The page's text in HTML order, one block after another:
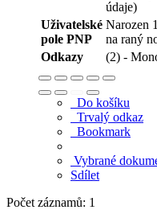
údaje)
Uživatelské
pole PNP
Narozen
na raný
Odkazy
(2) -
Do košíku
Trvalý odkaz
Bookmark
Vybrané
Sdílet
Počet záznamů: 1